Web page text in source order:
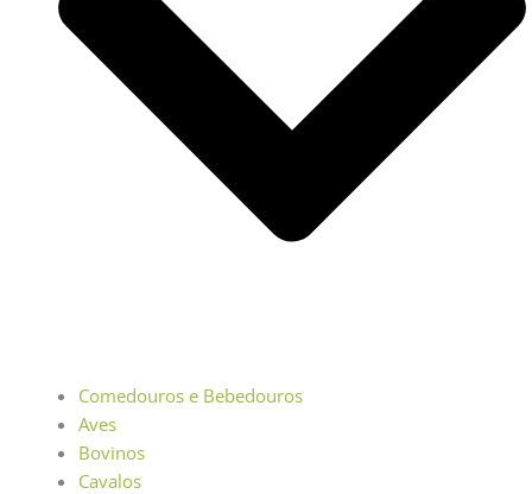
Comedouros e Bebedouros
Aves
Bovinos
Cavalos